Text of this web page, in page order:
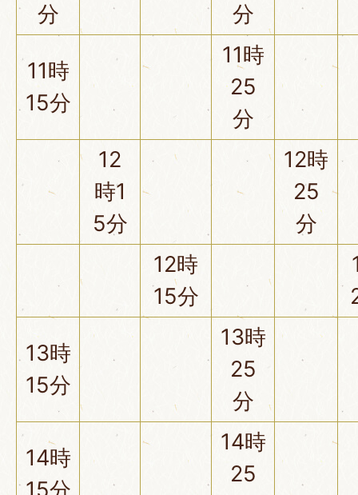
分
分
11時
15分
11時
25
分
12
時1
5分
12時
25
分
12時
15分
13時
15分
13時
25
分
14時
14時
25